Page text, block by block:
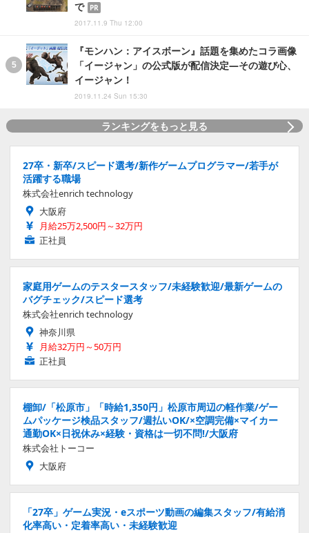
で
PR
2017.11.9 Thu 12:00
『モンハン：アイスボーン』話題を集めたコラ画像
「イージャン」の公式版が配信決定―その遊び心、
イージャン！
2019.11.24 Sun 15:30
ランキングをもっと見る
27卒・新卒/スピード選考/新作ゲームプログラマー/若手が
活躍する職場
株式会社enrich technology
大阪府
月給25万2,500円～32万円
正社員
家庭用ゲームのテスタースタッフ/未経験歓迎/最新ゲームの
バグチェック/スピード選考
株式会社enrich technology
神奈川県
月給32万円～50万円
正社員
棚卸/「松原市」「時給1,350円」松原市周辺の軽作業/ゲー
ムパッケージ検品スタッフ/週払いOK/×空調完備×マイカー
通勤OK×日祝休み×経験・資格は一切不問!/大阪府
株式会社トーコー
大阪府
「27卒」ゲーム実況・eスポーツ動画の編集スタッフ/有給消
化率高い・定着率高い・未経験歓迎